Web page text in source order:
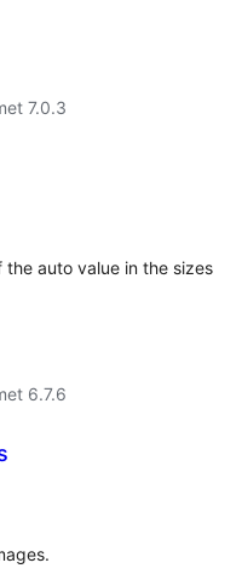
7.0.3
auto value in the sizes
6.7.6